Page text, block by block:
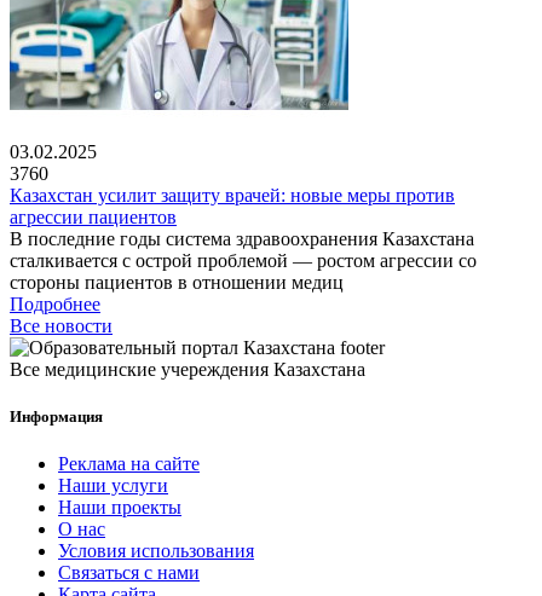
03.02.2025
3760
Казахстан усилит защиту врачей: новые меры против
агрессии пациентов
В последние годы система здравоохранения Казахстана
сталкивается с острой проблемой — ростом агрессии со
стороны пациентов в отношении медиц
Подробнее
Все новости
Все медицинские учереждения Казахстана
Информация
Реклама на сайте
Наши услуги
Наши проекты
О нас
Условия использования
Связаться с нами